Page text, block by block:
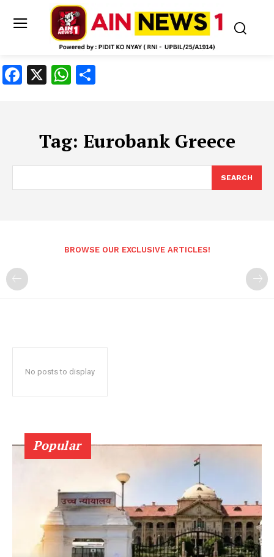
Facebook
X WhatsApp
Tag: Eurobank Greece
SEARCH
BROWSE OUR EXCLUSIVE ARTICLES!
No posts to display
Popular